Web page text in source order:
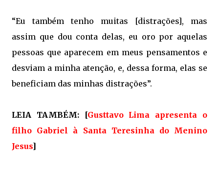
“Eu também tenho muitas [distrações], mas
assim que dou conta delas, eu oro por aquelas
pessoas que aparecem em meus pensamentos e
desviam a minha atenção, e, dessa forma, elas se
beneficiam das minhas distrações”.
LEIA TAMBÉM: [Gusttavo Lima apresenta o
filho Gabriel à Santa Teresinha do Menino
Jesus]